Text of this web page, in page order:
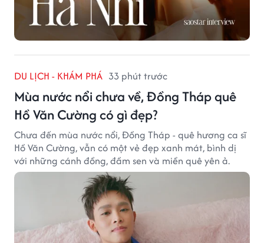
DU LỊCH - KHÁM PHÁ 33 phút trước
Mùa nước nổi chưa về, Đồng Tháp quê
Hồ Văn Cường có gì đẹp?
Chưa đến mùa nước nổi, Đồng Tháp - quê hương ca sĩ
Hồ Văn Cường, vẫn có một vẻ đẹp xanh mát, bình dị
với những cánh đồng, đầm sen và miền quê yên ả.